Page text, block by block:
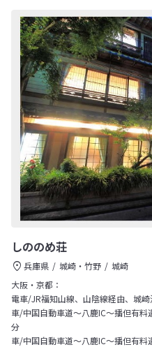
しののめ荘
兵庫県 城崎・竹野
城崎
大阪・京都：
電車/JR福知山線、山陰線経由、城
車/中国自動車道～八鹿IC～播但有
分
車/中国自動車道～八鹿IC～播但有